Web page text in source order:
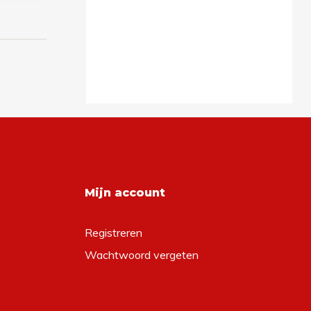
Mijn account
Registreren
Wachtwoord vergeten